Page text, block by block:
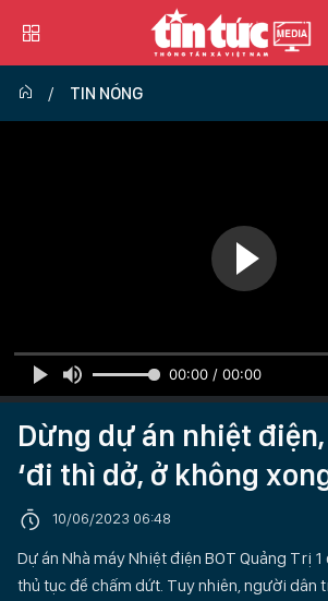
TIN NÓNG
00:00 / 00:00
Dừng dự án nhiệt
‘đi thì dở, ở không
10/06/2023 06:48
Dự án Nhà máy Nhiệt điện BOT Quảng Trị
thủ tục để chấm dứt. Tuy nhiên, người dân